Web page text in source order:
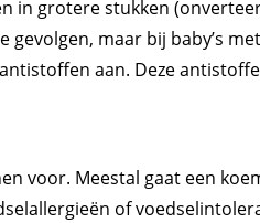
in grotere stukken
gevolgen, maar bij baby’s
aan. Deze
voor. Meestal gaat een
of